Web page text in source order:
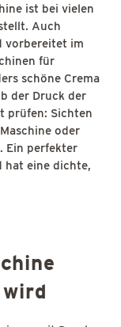
ist bei vielen
Auch
vorbereitet im
für
schöne Crema
der Druck der
prüfen: Sichten
oder
Ein perfekter
hat eine dichte,